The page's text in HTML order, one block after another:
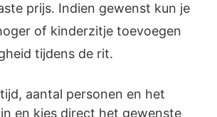
prijs. Indien gewenst kun je
of kinderzitje toevoegen
tijdens de rit.
aantal personen en het
en kies direct het gewenste